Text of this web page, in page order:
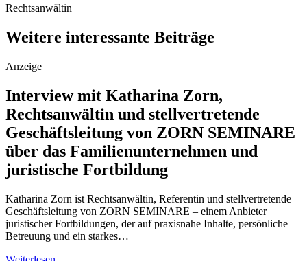
Rechtsanwältin
Weitere interessante Beiträge
Anzeige
Interview mit Katharina Zorn,
Rechtsanwältin und stellvertretende
Geschäftsleitung von ZORN SEMINARE
über das Familienunternehmen und
juristische Fortbildung
Katharina Zorn ist Rechtsanwältin, Referentin und stellvertretende
Geschäftsleitung von ZORN SEMINARE – einem Anbieter
juristischer Fortbildungen, der auf praxisnahe Inhalte, persönliche
Betreuung und ein starkes…